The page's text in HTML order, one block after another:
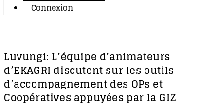
Connexion
Luvungi: L’équipe d’animateurs
d’EKAGRI discutent sur les outils
d’accompagnement des OPs et
Coopératives appuyées par la GIZ